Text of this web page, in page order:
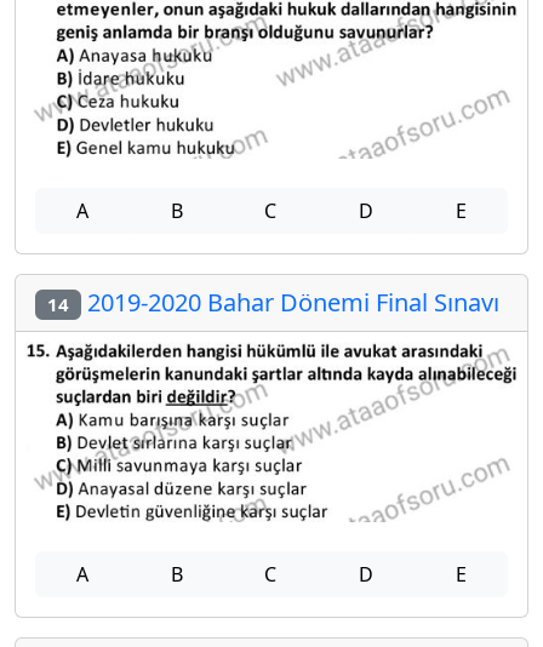
A B C D E
14 2019-2020 Bahar Dönemi Final Sınavı
A B C D E